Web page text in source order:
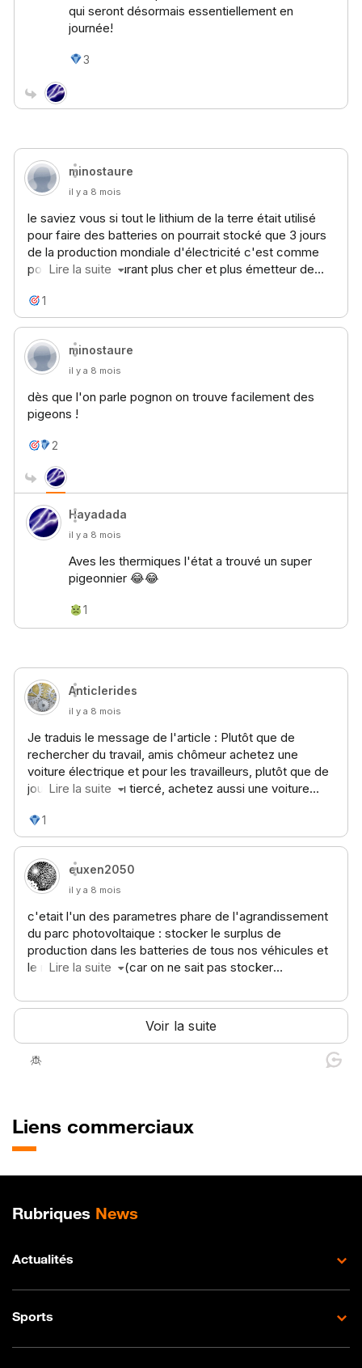
Liens commerciaux
Plan de site
Rubriques News
Actualités
Sports